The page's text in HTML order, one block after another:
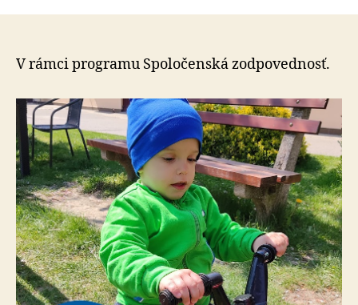
dobrých
V rámci programu Spoločenská zodpovednosť.